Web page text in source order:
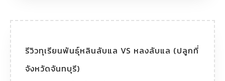
รีวิวทุเรียนพันธุ์หลินลับแล VS หลงลับแล (ปลูกที่
จังหวัดจันทบุรี)